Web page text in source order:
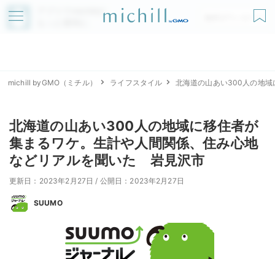
アプリでmichillが
無料ダウンロード
michill byGMO（ミチル） ライフスタイル 北海道の山あい300人の地
北海道の山あい300人の地域に移住者が
集まるワケ。生計や人間関係、住み心地
などリアルを聞いた 岩見沢市
更新日：2023年2月27日 / 公開日：2023年2月27日
SUUMO